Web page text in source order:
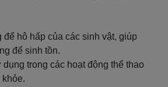
hô hấp của các sinh vật, giúp
để sinh tồn.
trong các hoạt động thể thao